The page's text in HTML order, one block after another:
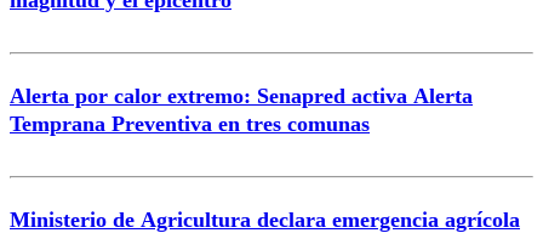
Alerta por calor extremo: Senapred activa Alerta
Temprana Preventiva en tres comunas
Ministerio de Agricultura declara emergencia agrícola